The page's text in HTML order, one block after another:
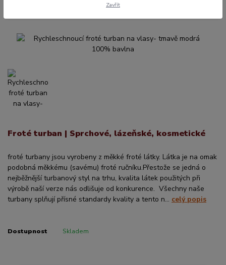
Froté turban | Sprchové, lázeňské, kosmetické
froté turbany jsou vyrobeny z měkké froté látky. Látka je na omak
podobná měkkému (savému) froté ručníku.Přestože se jedná o
nejběžnější turbanový styl na trhu, kvalita látek použitých při
výrobě naší verze nás odlišuje od konkurence. Všechny naše
turbany splňují přísné standardy kvality a tento n... celý popis
Dostupnost Skladem
Zavřít